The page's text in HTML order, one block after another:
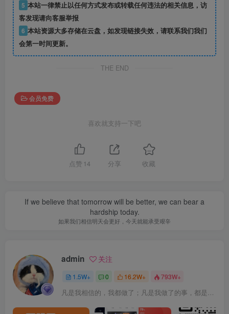
5 本站一律禁止以任何方式发布或转载任何违法的相关信息，访
客发现请向客服举报
6 本站资源大多存储在云盘，如发现链接失效，请联系我们我们
会第一时间更新。
THE END
会员免费
喜欢就支持一下吧
点赞 14 分享 收藏
If we believe that tomorrow will be better, we can bear a
hardship today.
如果我们相信明天会更好，今天就能承受艰辛
admin 关注
1.5W+ 0 16.2W+ 793W+
凡是我相信的，我都做了；凡是我做了的事，都是全身心地投入去做的